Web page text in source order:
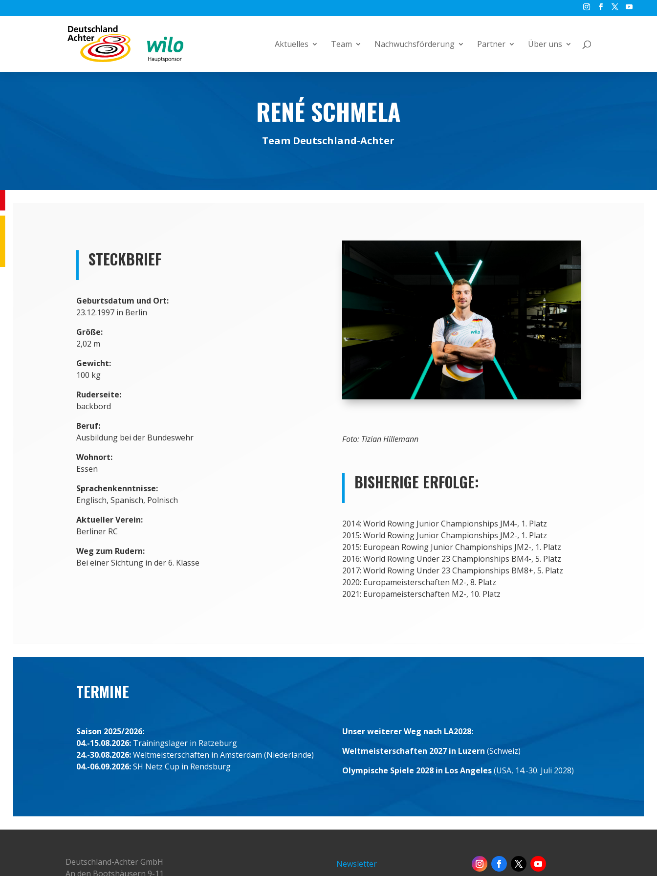
Aktuelles Team Nachwuchsförderung Partner Über uns
RENÉ SCHMELA
Team Deutschland-Achter
STECKBRIEF
Geburtsdatum und Ort:
23.12.1997 in Berlin
Größe:
2,02 m
Gewicht:
100 kg
Ruderseite:
backbord
Beruf:
Ausbildung bei der Bundeswehr
Wohnort:
Essen
Sprachenkenntnisse:
Englisch, Spanisch, Polnisch
Aktueller Verein:
Berliner RC
Weg zum Rudern:
Bei einer Sichtung in der 6. Klasse
Foto: Tizian Hillemann
BISHERIGE ERFOLGE:
2014: World Rowing Junior Championships JM4-, 1. Platz
2015: World Rowing Junior Championships JM2-, 1. Platz
2015: European Rowing Junior Championships JM2-, 1. Platz
2016: World Rowing Under 23 Championships BM4-, 5. Platz
2017: World Rowing Under 23 Championships BM8+, 5. Platz
2020: Europameisterschaften M2-, 8. Platz
2021: Europameisterschaften M2-, 10. Platz
TERMINE
Saison 2025/2026:
04.-15.08.2026: Trainingslager in Ratzeburg
24.-30.08.2026:Weltmeisterschaften in Amsterdam (Niederlande)
04.-06.09.2026:SH Netz Cup in Rendsburg
Unser weiterer Weg nach LA2028:
Weltmeisterschaften 2027 in Luzern (Schweiz)
Olympische Spiele 2028 in Los Angeles(USA, 14.-30. Juli 2028)
Deutschland-Achter GmbH
An den Bootshäusern 9-11
Newsletter